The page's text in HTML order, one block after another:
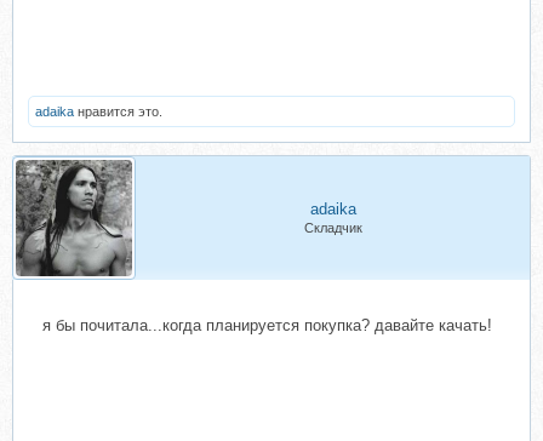
adaika нравится это.
adaika
Складчик
я бы почитала...когда планируется покупка? давайте качать!